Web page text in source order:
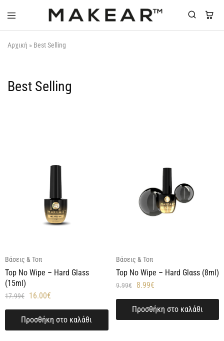
Makear-
Αρχική » Best Selling
Best Selling
Βάσεις & Τοπ
Top No Wipe – Hard Glass
(15ml)
17.99€ 16.00€
Προσθήκη στο καλάθι
Βάσεις & Τοπ
Top No Wipe – Hard Glαss (8ml)
9.99€ 8.99€
Προσθήκη στο καλάθι